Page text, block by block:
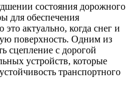
состояния дорожного
для обеспечения
актуально, когда снег и
поверхность. Одним из
сцепление с дорогой
устройств, которые
транспортного